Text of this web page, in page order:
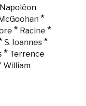
Napoléon
*
* Racine *
S. Ioannes*
* Terrence
William